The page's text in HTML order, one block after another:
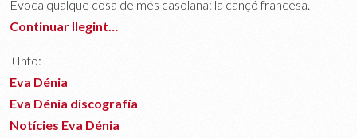
Evoca qualque cosa de més casolana: la cançó francesa.
Continuar llegint…
+Info:
Eva Dénia
Eva Dénia discografía
Notícies Eva Dénia